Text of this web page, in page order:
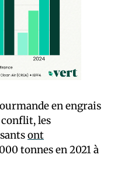
en engrais
conflit, les
ont
tonnes en 2021 à